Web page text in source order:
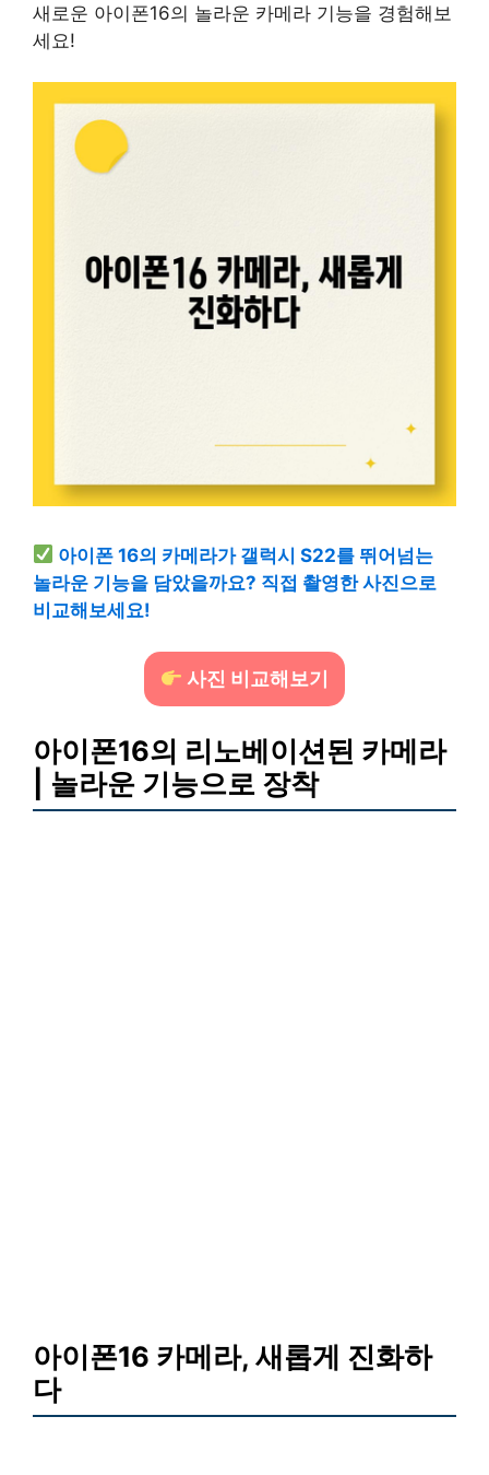
새로운 아이폰16의 놀라운 카메라 기능을 경험해보
세요!
아이폰 16의 카메라가 갤럭시 S22를 뛰어넘는
놀라운 기능을 담았을까요? 직접 촬영한 사진으로
비교해보세요!
사진 비교해보기
아이폰16의 리노베이션된 카메라
| 놀라운 기능으로 장착
아이폰16 카메라, 새롭게 진화하
다